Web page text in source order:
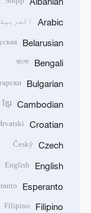
Arabic العربية
Belarusian
Bengali
বাংলা
Bulgarian
Cambodian
ខ្មែរ
Croatian
Czech
Český
English
English
Esperanto
Filipino
Filipino